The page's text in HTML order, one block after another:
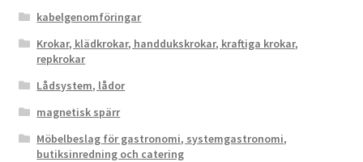
kabelgenomföringar
Krokar, klädkrokar, handdukskrokar, kraftiga krokar,
repkrokar
Lådsystem, lådor
magnetisk spärr
Möbelbeslag för gastronomi, systemgastronomi,
butiksinredning och catering